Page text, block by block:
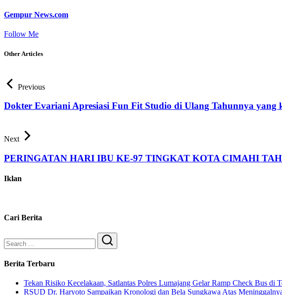
Gempur News.com
Follow Me
Other Articles
Previous
Dokter Evariani Apresiasi Fun Fit Studio di Ulang Tahunnya yang
Next
PERINGATAN HARI IBU KE-97 TINGKAT KOTA CIMAHI
Iklan
Cari Berita
Search
Berita Terbaru
Tekan Risiko Kecelakaan, Satlantas Polres Lumajang Gelar Ramp Check Bus di
RSUD Dr. Haryoto Sampaikan Kronologi dan Bela Sungkawa Atas